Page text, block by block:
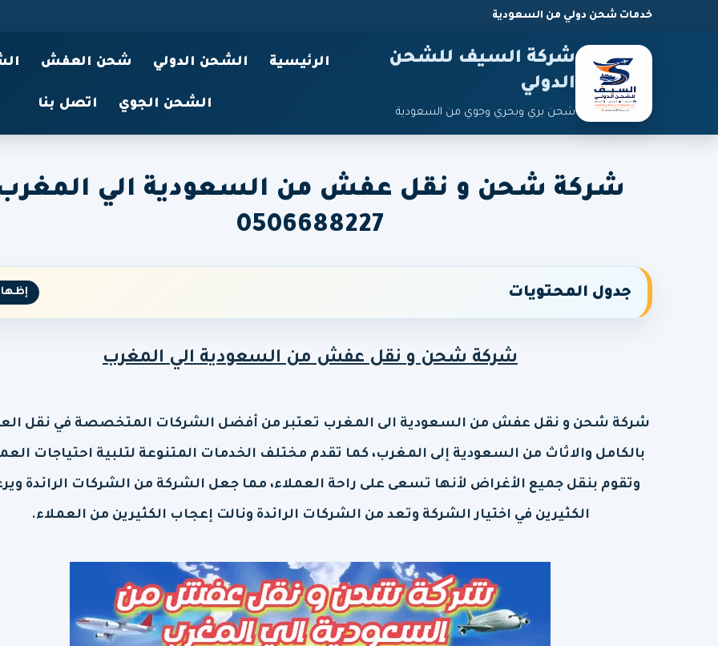
خدمات شحن دولي من السعودية
شركة السيف للشحن
الدولي
شحن بري وبحري وجوي من السعودية
الرئيسية الشحن الدولي شحن العفش
الشحن الجوي اتصل بنا
شركة شحن و نقل عفش من السعودية الي
0506688227
جدول المحتويات
شركة شحن و نقل عفش من السعودية الي المغرب
شركة شحن و نقل عفش من السعودية الى المغرب تعتبر من أفضل الشركات المتخصصة في نقل
بالكامل والاثاث من السعودية إلى المغرب، كما تقدم مختلف الخدمات المتنوعة لتلبية احتياجات
وتقوم بنقل جميع الأغراض لأنها تسعى على راحة العملاء، مما جعل الشركة من الشركات الرائدة
الكثيرين في اختيار الشركة وتعد من الشركات الرائدة ونالت إعجاب الكثيرين من العملاء.